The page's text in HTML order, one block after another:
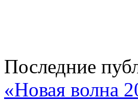
Последние
«Новая волна